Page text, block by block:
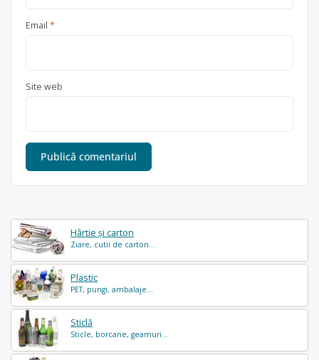
Hârtie și carton
Ziare, cutii de carton...
Plastic
PET, pungi, ambalaje...
Sticlă
Sticle, borcane, geamuri...
Email *
Site web